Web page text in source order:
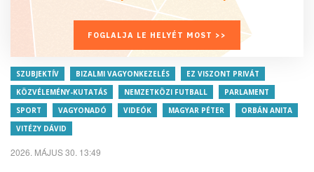
FOGLALJA LE HELYÉT MOST >>
SZUBJEKTÍV BIZALMI VAGYONKEZELÉS
EZ VISZONT PRIVÁT
KÖZVÉLEMÉNY-KUTATÁS
NEMZETKÖZI FUTBALL
PARLAMENT
SPORT
VAGYONADÓ VIDEÓK MAGYAR PÉTER
ORBÁN ANITA
VITÉZY DÁVID
2026. MÁJUS 30. 13:49